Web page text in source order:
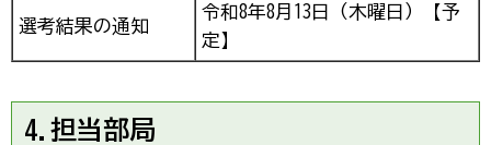
選考結果の通知
令和8年8月13日（木曜日）【予
定】
4.担当部局